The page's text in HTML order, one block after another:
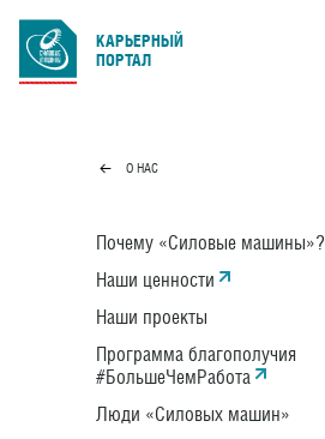
КАРЬЕРНЫЙ
ПОРТАЛ
О НАС
Почему «Силовые машины»?
Наши ценности
Наши проекты
Программа благополучия
#БольшеЧемРабота
Люди «Силовых машин»